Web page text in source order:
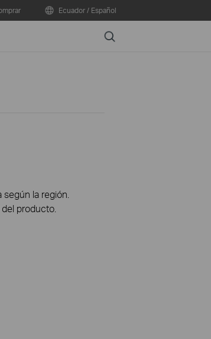
Ecuador / Español
Search
la región.
producto.